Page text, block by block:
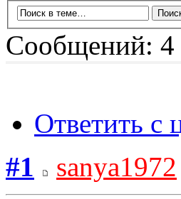
Сообщений: 4
Ответить с
#1
sanya1972